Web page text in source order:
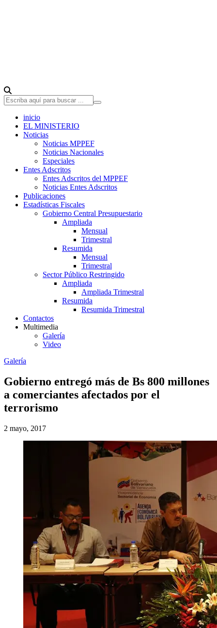
inicio
EL MINISTERIO
Noticias
Noticias MPPEF
Noticias Nacionales
Especiales
Entes Adscritos
Entes Adscritos del MPPEF
Noticias Entes Adscritos
Publicaciones
Estadísticas Fiscales
Gobierno Central Presupuestario
Ampliada
Mensual
Trimestral
Resumida
Mensual
Trimestral
Sector Público Restringido
Ampliada
Ampliada Trimestral
Resumida
Resumida Trimestral
Contactos
Multimedia
Galería
Video
Galería
Gobierno entregó más de Bs 800 millones
a comerciantes afectados por el
terrorismo
2 mayo, 2017